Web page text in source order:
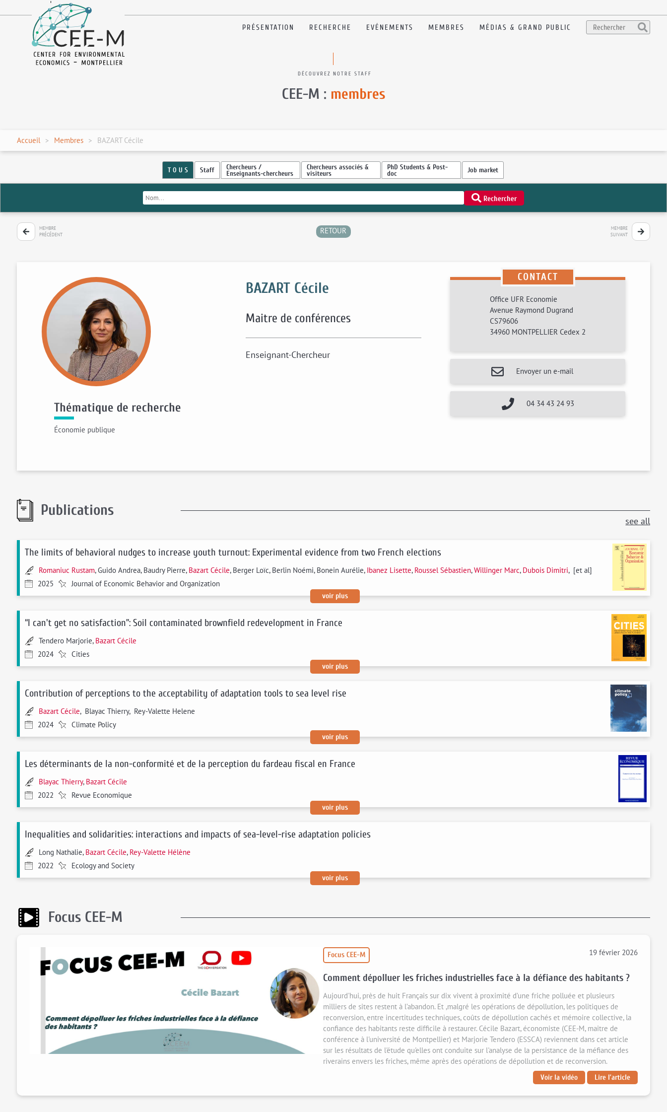
en
PRÉSENTATION RECHERCHE EVÉNEMENTS MEMBRES MÉDIAS & GRAND PUBLIC
DÉCOUVREZ NOTRE STAFF
CEE-M : membres
Accueil Membres BAZART Cécile
T O U S Staff Chercheurs /
Enseignants-chercheurs
Chercheurs associés &
visiteurs
PhD Students & Post-
doc Job market
Rechercher
MEMBRE
PRÉCÉDENT
RETOUR
MEMBRE
SUIVANT
Thématique de recherche
Économie publique
BAZART Cécile
Maitre de conférences
Enseignant-Chercheur
CONTACT
Office UFR Economie
Avenue Raymond Dugrand
CS79606
34960 MONTPELLIER Cedex 2
Envoyer un e-mail
04 34 43 24 93
Publications
see all
The limits of behavioral nudges to increase youth turnout: Experimental evidence from two French elections
Romaniuc Rustam, Guido Andrea, Baudry Pierre, Bazart Cécile, Berger Loïc, Berlin Noémi, Bonein Aurélie, Ibanez Lisette, Roussel Sébastien,Willinger Marc, Dubois Dimitri, [et al]
2025
Journal of Economic Behavior and Organization
voir plus
“I can't get no satisfaction”: Soil contaminated brownfield redevelopment in France
Tendero Marjorie, Bazart Cécile
2024
Cities
voir plus
Contribution of perceptions to the acceptability of adaptation tools to sea level rise
Bazart Cécile, Blayac Thierry, Rey-Valette Helene
2024
Climate Policy
voir plus
Les déterminants de la non-conformité et de la perception du fardeau fiscal en France
Blayac Thierry, Bazart Cécile
2022
Revue Economique
voir plus
Inequalities and solidarities: interactions and impacts of sea-level-rise adaptation policies
Long Nathalie, Bazart Cécile, Rey-Valette Hélène
2022
Ecology and Society
voir plus
Focus CEE-M
Focus CEE-M 19 février 2026
Comment dépolluer les friches industrielles face à la défiance des habitants ?
Aujourd'hui, près de huit Français sur dix vivent à proximité d’une friche polluée et plusieurs
milliers de sites restent à l’abandon. Et ,malgré les opérations de dépollution, les politiques de
reconversion, entre incertitudes techniques, coûts de dépollution cachés et mémoire collective, la
confiance des habitants reste difficile à restaurer. Cécile Bazart, économiste (CEE-M, maitre de
conférence à l'université de Montpellier) et Marjorie Tendero (ESSCA) reviennent dans cet article
sur les résultats de l'étude qu'elles ont conduite sur l'analyse de la persistance de la méfiance des
riverains envers les friches, même après des opérations de dépollution et de reconversion.
Voir la vidéo Lire l’article